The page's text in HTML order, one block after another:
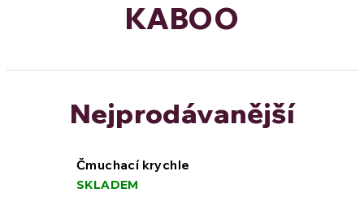
KABOO
Nejprodávanější
Čmuchací krychle
SKLADEM